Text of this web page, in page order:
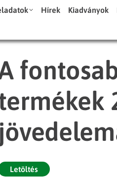
Hírek Kiadványok
Letöltés